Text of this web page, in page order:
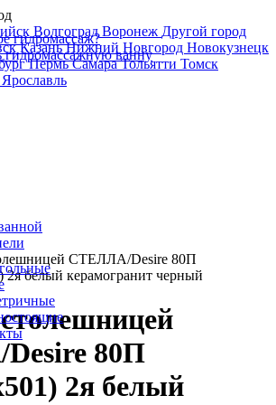
ВолгоградВоронеж Другой город
КазаньНижний Новгород Новокузнецк
ПермьСамараТольятти Томск
Ярославль
гидромассаж?
гидромассажную ванну
СТЕЛЛА/Desire 80П
2я белый керамогранит черный
80П
2я белый